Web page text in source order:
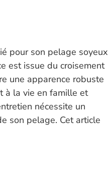
pour son pelage soyeux
est issue du croisement
une apparence robuste
à la vie en famille et
nécessite un
son pelage. Cet article